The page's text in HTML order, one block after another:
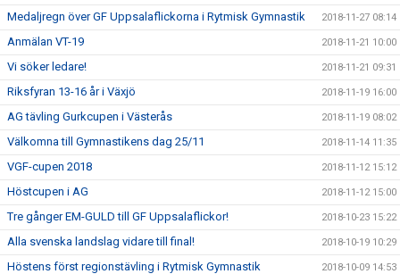
Medaljregn över GF Uppsalaflickorna i Rytmisk Gymnastik 2018-11-27 08:14
Anmälan VT-19 2018-11-21 10:00
Vi söker ledare! 2018-11-21 09:31
Riksfyran 13-16 år i Växjö 2018-11-19 16:00
AG tävling Gurkcupen i Västerås 2018-11-19 08:02
Välkomna till Gymnastikens dag 25/11 2018-11-14 11:35
VGF-cupen 2018 2018-11-12 15:12
Höstcupen i AG 2018-11-12 15:00
Tre gånger EM-GULD till GF Uppsalaflickor! 2018-10-23 15:22
Alla svenska landslag vidare till final! 2018-10-19 10:29
Höstens först regionstävling i Rytmisk Gymnastik 2018-10-09 14:53